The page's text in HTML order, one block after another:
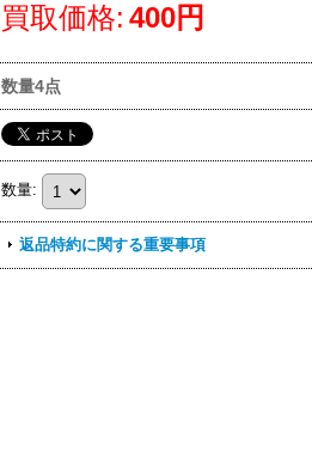
買取価格: 400円
数量4点
数量:
返品特約に関する重要事項